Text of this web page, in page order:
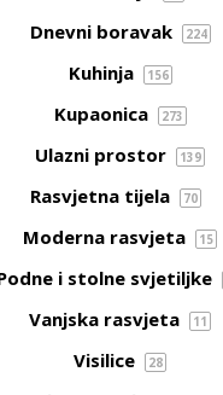
Dnevni boravak 224
Kuhinja 156
Kupaonica 273
Ulazni prostor 139
Rasvjetna tijela 70
Moderna rasvjeta 15
i stolne svjetiljke
Vanjska rasvjeta 11
Visilice 28